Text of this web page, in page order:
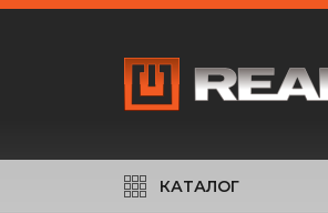
КАТАЛОГ